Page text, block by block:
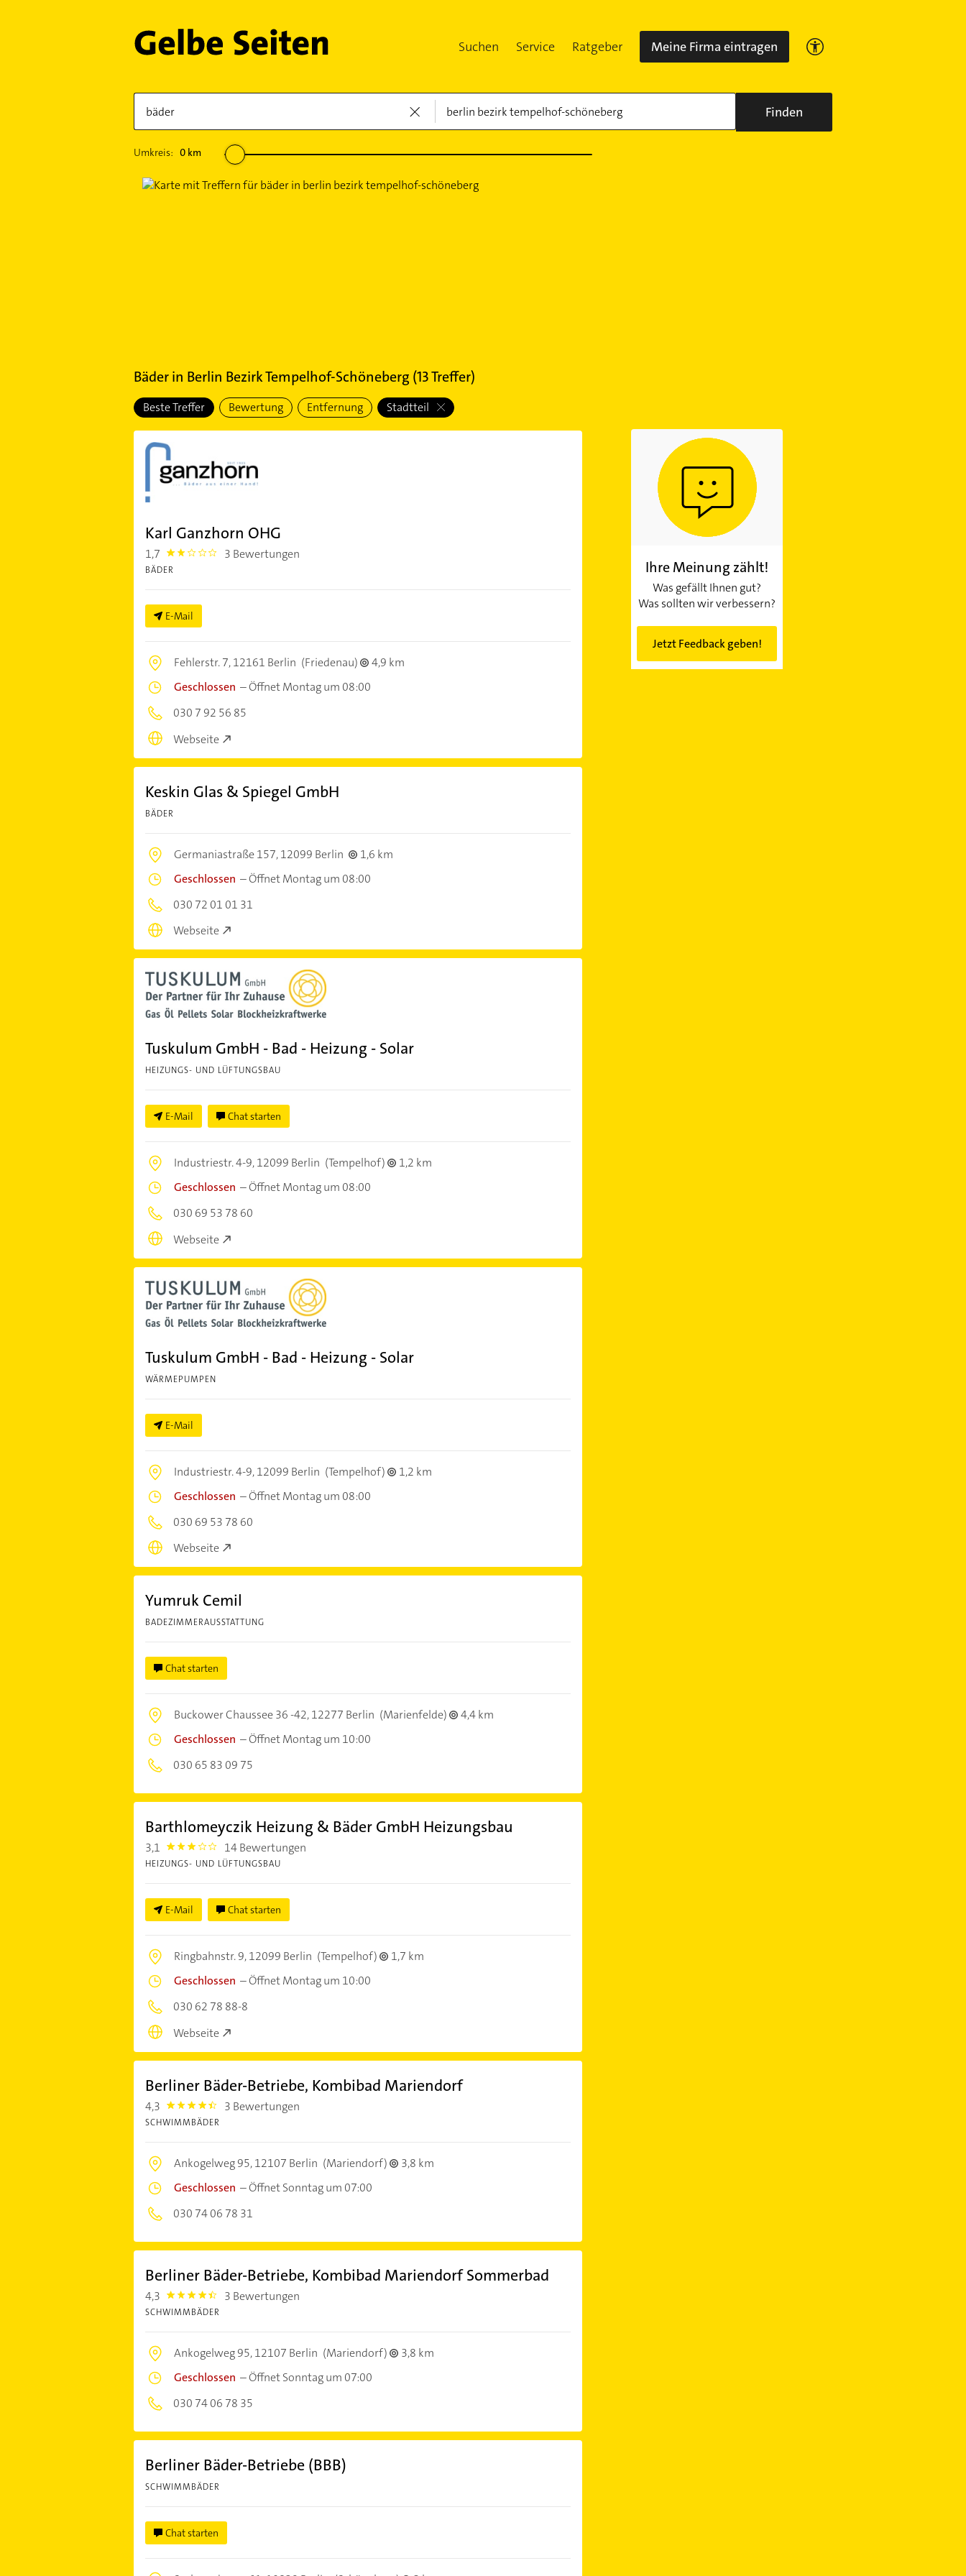
Suchen Service Ratgeber Meine Firma eintragen
Finden
Umkreis: 0km
Bäderin Berlin Bezirk Tempelhof-Schöneberg (13Treffer)
Beste Treffer Bewertung Entfernung Stadtteil
Karl Ganzhorn OHG
1,7 1.7 3 Bewertungen
BÄDER
E-Mail
Fehlerstr. 7,12161 Berlin (Friedenau)
4,9 km
Geschlossen –Öffnet Montag um 08:00
030 7 92 56 85
Webseite
Keskin Glas & Spiegel GmbH
BÄDER
Germaniastraße 157,12099 Berlin
1,6 km
Geschlossen –Öffnet Montag um 08:00
030 72 01 01 31
Webseite
Tuskulum GmbH - Bad - Heizung - Solar
HEIZUNGS- UND LÜFTUNGSBAU
E-Mail Chat starten
Industriestr. 4-9,12099 Berlin (Tempelhof)
1,2 km
Geschlossen –Öffnet Montag um 08:00
030 69 53 78 60
Webseite
Tuskulum GmbH - Bad - Heizung - Solar
WÄRMEPUMPEN
E-Mail
Industriestr. 4-9,12099 Berlin (Tempelhof)
1,2 km
Geschlossen –Öffnet Montag um 08:00
030 69 53 78 60
Webseite
Yumruk Cemil
BADEZIMMERAUSSTATTUNG
Chat starten
Buckower Chaussee 36 -42,12277 Berlin (Marienfelde)
4,4 km
Geschlossen –Öffnet Montag um 10:00
030 65 83 09 75
Barthlomeyczik Heizung & Bäder GmbH Heizungsbau
3,1 3.1000001 14 Bewertungen
HEIZUNGS- UND LÜFTUNGSBAU
E-Mail Chat starten
Ringbahnstr. 9,12099 Berlin (Tempelhof)
1,7 km
Geschlossen –Öffnet Montag um 10:00
030 62 78 88-8
Webseite
Berliner Bäder-Betriebe, Kombibad Mariendorf
4,3 4.3 3 Bewertungen
SCHWIMMBÄDER
Ankogelweg 95,12107 Berlin (Mariendorf)
3,8 km
Geschlossen –Öffnet Sonntag um 07:00
030 74 06 78 31
Berliner Bäder-Betriebe, Kombibad Mariendorf Sommerbad
4,3 4.3 3 Bewertungen
SCHWIMMBÄDER
Ankogelweg 95,12107 Berlin (Mariendorf)
3,8 km
Geschlossen –Öffnet Sonntag um 07:00
030 74 06 78 35
Berliner Bäder-Betriebe (BBB)
SCHWIMMBÄDER
Chat starten
Ihre Meinung zählt!
Was gefällt Ihnen gut?
Was sollten wir verbessern?
Jetzt Feedback geben!